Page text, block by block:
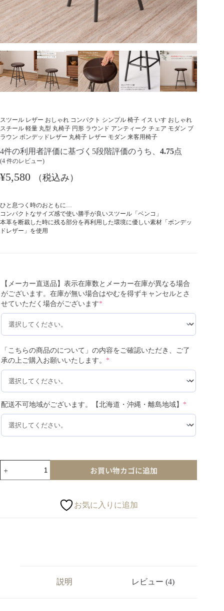
スツール レザー おしゃれ コンパクト シンプル 椅子 イス いす おしゃれ
スチール 軽量 丸型 丸椅子 円形 ラウンド アンティーク チェア モダン ブ
ラウン ボンデッドレザー 丸椅子 レザー モダン 来客用椅子
4件の利用者評価に基づく5段階評価のうち、 4.75点
(4 件のレビュー)
¥5,580 （税込み）
ひと息つく時のおともに…
コンパクトなサイズ感で使い勝手が良いスツール「ベンコ」
本革を断裁した時に残る部分を再利用した環境に優しい素材「ボンデッ
ドレザー」を使用
【メーカー直送品】表示在庫数とメーカー在庫が異なる場合
がございます。在庫が無い場合はやむを得ずキャンセルとさ
せていただく場合がございます*
「こちらの商品のについて」の内容をご確認いただき、ご了
承の上ご購入お願いいたします。 *
配送不可地域がございます。【北海道・沖縄・離島地域】 *
お買い物カゴに追加
お気に入りに追加
説明 レビュー (4)